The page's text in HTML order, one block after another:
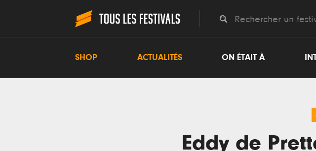
SHOP ACTUALITÉS ON ÉTAIT À
Eddy de